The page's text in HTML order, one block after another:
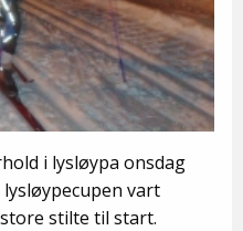
i lysløypa onsdag
vart
stilte til start.